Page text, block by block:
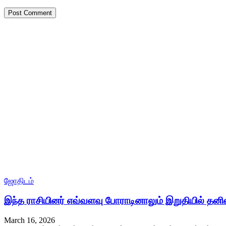
ஜோதிடம்
இந்த ராசியினர் எவ்வளவு போராடினாலும் இறுதியில்
March 16, 2026